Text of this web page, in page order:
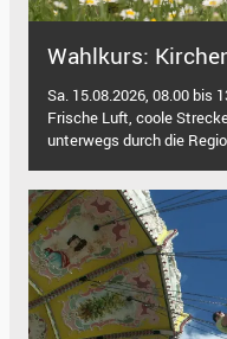
Wahlkurs:
Sa. 15.08.2026, 08.00 bis
Frische Luft, coole
unterwegs durch die